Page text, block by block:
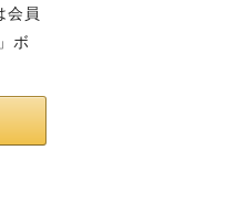
員
ボ